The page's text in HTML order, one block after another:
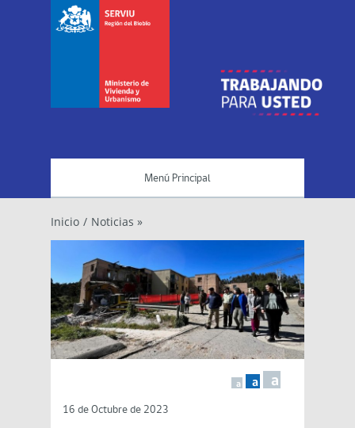
Menú Principal
Inicio / Noticias »
a a a
16 de Octubre de 2023